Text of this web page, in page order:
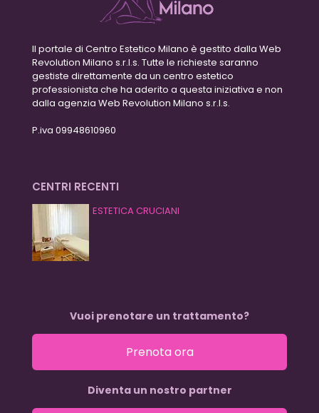
Il portale di Centro Estetico Milano è gestito dalla Web
Revolution Milano s.r.l.s. Tutte le richieste saranno
gestiste direttamente da un centro estetico
professionista che ha aderito a questa iniziativa e non
dalla agenzia Web Revolution Milano s.r.l.s.
P.iva 09948610960
CENTRI RECENTI
ESTETICA CRUCIANI
Vuoi prenotare un trattamento?
Prenota ora
Diventa un nostro partner